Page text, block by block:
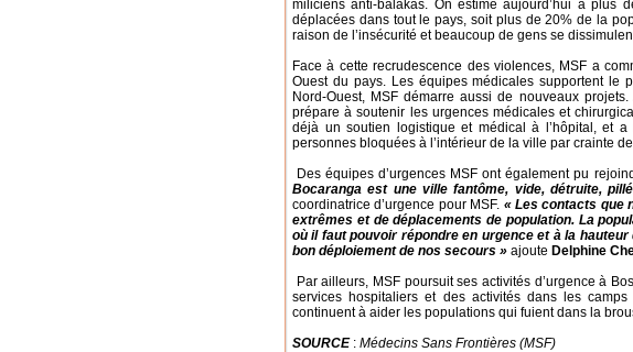
miliciens anti-balakas. On estime aujourd’hui à plus
déplacées dans tout le pays, soit plus de 20% de la
raison de l’insécurité et beaucoup de gens se
Face à cette recrudescence des violences, MSF a
Ouest du pays. Les équipes médicales supportent le
Nord-Ouest, MSF démarre aussi de nouveaux
prépare à soutenir les urgences médicales et
déjà un soutien logistique et médical à l’hôpital, et
personnes bloquées à l’intérieur de la ville par crainte
Des équipes d’urgences MSF ont également pu
Bocaranga est une ville fantôme, vide, détruite,
coordinatrice d’urgence pour MSF. « Les contacts que
extrêmes et de déplacements de population. La
où il faut pouvoir répondre en urgence et à la
bon déploiement de nos secours » ajoute Delphine
Par ailleurs, MSF poursuit ses activités d’urgence à
services hospitaliers et des activités dans les
continuent à aider les populations qui fuient dans la
SOURCE: Médecins Sans Frontières (MSF)